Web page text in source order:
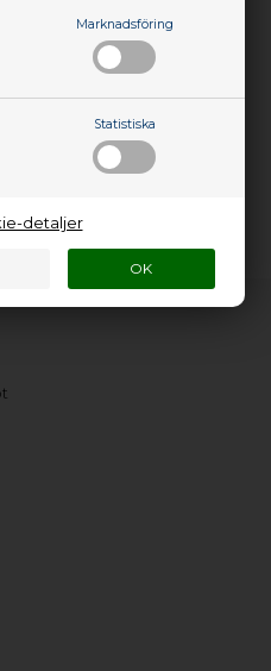
Marknadsföring
Statistiska
detaljer
om varan?